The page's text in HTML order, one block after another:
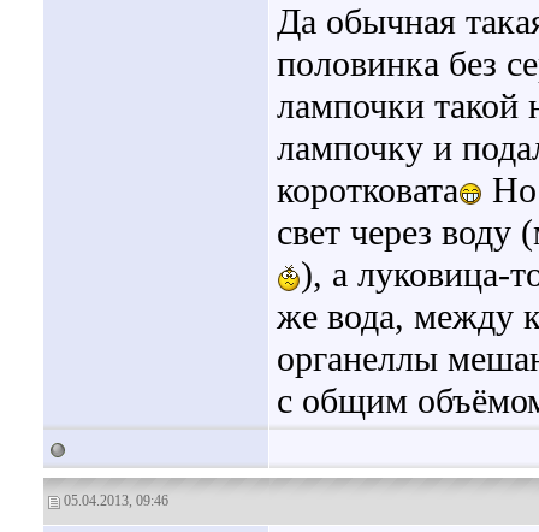
Да обычная
половинка без
лампочки
лампочку и
коротковата
Но
свет через
), а луковица-
же вода, между
органеллы
с общим
05.04.2013, 09:46